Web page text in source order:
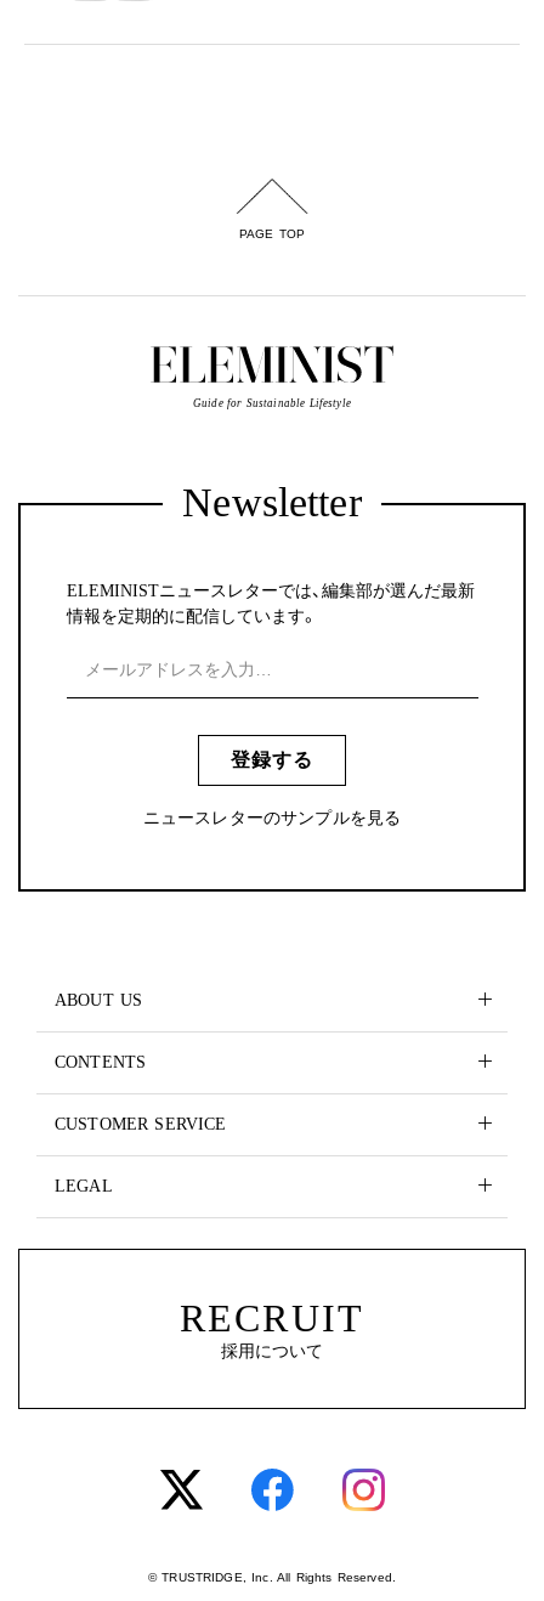
PAGE TOP
Guide for Sustainable Lifestyle
Newsletter
ELEMINISTニュースレターでは、編集部が選んだ最新
情報を定期的に配信しています。
登録する
ニュースレターのサンプルを見る
ABOUT US
CONTENTS
CUSTOMER SERVICE
LEGAL
RECRUIT
採用について
© TRUSTRIDGE, Inc. All Rights Reserved.